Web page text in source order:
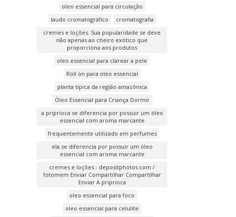
oleo essencial para circulação
laudo cromatográfico
cromatografia
cremes e loções. Sua popularidade se deve
não apenas ao cheiro exótico que
proporciona aos produtos
oleo essencial para clarear a pele
Roll on para oleo essencial
planta típica da região amazônica
Óleo Essencial para Criança Dormir
a priprioca se diferencia por possuir um óleo
essencial com aroma marcante
frequentemente utilizado em perfumes
ela se diferencia por possuir um óleo
essencial com aroma marcante
cremes e loções - depositphotos.com /
fotomem Enviar Compartilhar Compartilhar
Enviar A priprioca
oleo essencial para foco
oleo essencial para celulite